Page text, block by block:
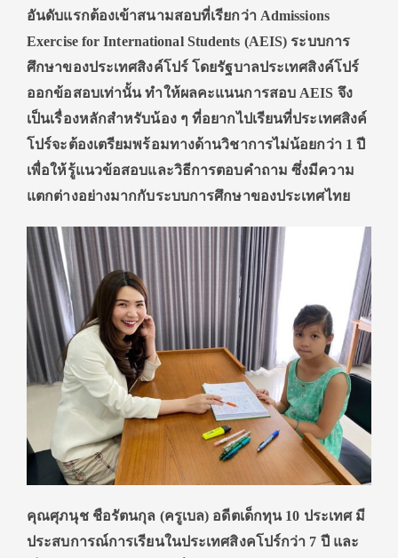
อันดับแรกต้องเข้าสนามสอบที่เรียกว่า Admissions
Exercise for International Students (AEIS) ระบบการ
ศึกษาของประเทศสิงค์โปร์ โดยรัฐบาลประเทศสิงค์โปร์
ออกข้อสอบเท่านั้น ทำให้ผลคะแนนการสอบ AEIS จึง
เป็นเรื่องหลักสำหรับน้อง ๆ ที่อยากไปเรียนที่ประเทศสิงค์
โปร์จะต้องเตรียมพร้อมทางด้านวิชาการไม่น้อยกว่า 1 ปี
เพื่อให้รู้แนวข้อสอบและวิธีการตอบคำถาม ซึ่งมีความ
แตกต่างอย่างมากกับระบบการศึกษาของประเทศไทย
คุณศุภนุช ชือรัตนกุล (ครูเบล) อดีตเด็กทุน 10 ประเทศ มี
ประสบการณ์การเรียนในประเทศสิงคโปร์กว่า 7 ปี และ